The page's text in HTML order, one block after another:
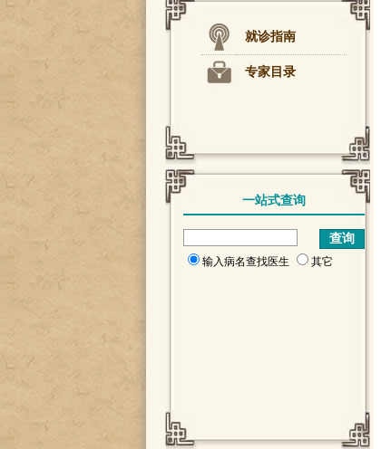
就诊指南
专家目录
一站式查询
输入病名查找医生 其它